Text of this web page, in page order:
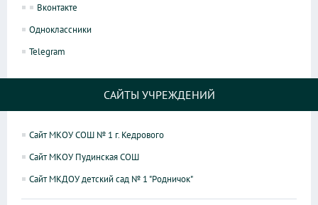
Вконтакте
Одноклассники
Telegram
САЙТЫ УЧРЕЖДЕНИЙ
Сайт МКОУ СОШ № 1 г. Кедрового
Сайт МКОУ Пудинская СОШ
Сайт МКДОУ детский сад № 1 "Родничок"